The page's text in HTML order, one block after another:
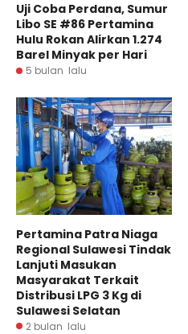
Uji Coba Perdana, Sumur
Libo SE #86 Pertamina
Hulu Rokan Alirkan 1.274
Barel Minyak per Hari
5 bulan lalu
Pertamina Patra Niaga
Regional Sulawesi Tindak
Lanjuti Masukan
Masyarakat Terkait
Distribusi LPG 3 Kg di
Sulawesi Selatan
2 bulan lalu